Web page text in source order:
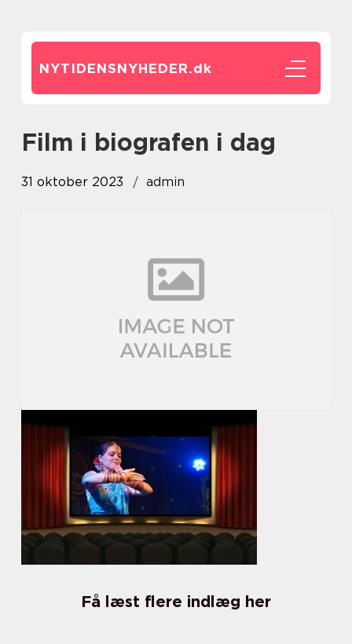
NYTIDENSNYHEDER.dk
film i biografen i dag
31 oktober 2023 admin
Få læst flere indlæg her